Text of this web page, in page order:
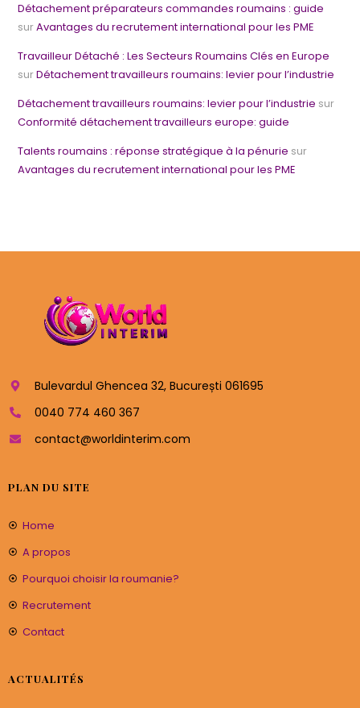
Détachement préparateurs commandes roumains : guide
surAvantages du recrutement international pour les PME
Travailleur Détaché : Les Secteurs Roumains Clés en Europe
surDétachement travailleurs roumains: levier pour l’industrie
Détachement travailleurs roumains: levier pour l’industrie sur
Conformité détachement travailleurs europe: guide
Talents roumains : réponse stratégique à la pénurie sur
Avantages du recrutement international pour les PME
Bulevardul Ghencea 32, București 061695
0040 774 460 367
contact@worldinterim.com
PLAN DU SITE
Home
A propos
Pourquoi choisir la roumanie?
Recrutement
Contact
ACTUALITÉS